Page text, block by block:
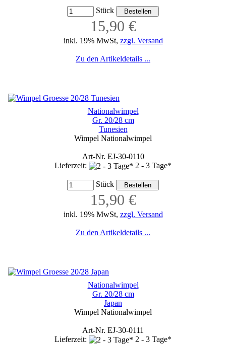
Stück
15,90 €
inkl. 19% MwSt, zzgl. Versand
Zu den Artikeldetails ...
Nationalwimpel
Gr. 20/28 cm
Tunesien
Wimpel Nationalwimpel
Art-Nr. EJ-30-0110
Lieferzeit:
2 - 3 Tage*
Stück
15,90 €
inkl. 19% MwSt, zzgl. Versand
Zu den Artikeldetails ...
Nationalwimpel
Gr. 20/28 cm
Japan
Wimpel Nationalwimpel
Art-Nr. EJ-30-0111
Lieferzeit:
2 - 3 Tage*